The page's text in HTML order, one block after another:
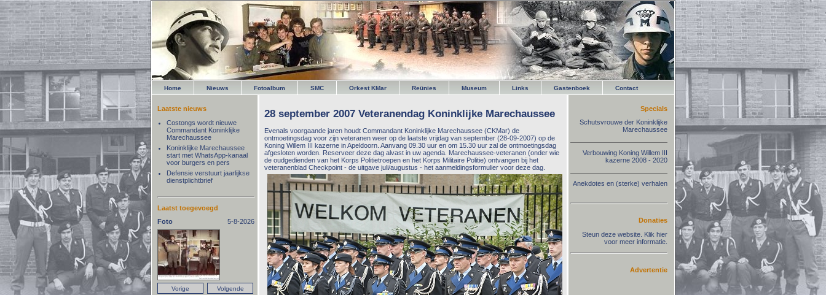
Home Nieuws Fotoalbum SMC Orkest KMar Reünies Museum Links Gastenboek Contact
28 september 2007 Veteranendag Koninklijke Marechaussee
Evenals voorgaande jaren houdt Commandant Koninklijke Marechaussee (CKMar) de
ontmoetingsdag voor zijn veteranen weer op de laatste vrijdag van september (28-09-2007) op de
Koning Willem III kazerne in Apeldoorn. Aanvang 09.30 uur en om 15.30 uur zal de ontmoetingsdag
afgesloten worden. Reserveer deze dag alvast in uw agenda. Marechaussee-veteranen (onder wie
de oudgedienden van het Korps Politietroepen en het Korps Militaire Politie) ontvangen bij het
veteranenblad Checkpoint - de uitgave juli/augustus - het aanmeldingsformulier voor deze dag.
Laatste nieuws
Costongs wordt nieuwe
Commandant Koninklijke
Marechaussee
Koninklijke Marechaussee
start met WhatsApp-kanaal
voor burgers en pers
Defensie verstuurt jaarlijkse
dienstplichtbrief
Laatst toegevoegd
Foto
5-8-2026
Specials
Schutsvrouwe der Koninklijke
Marechaussee
Verbouwing Koning Willem III
kazerne 2008 - 2020
Anekdotes en (sterke) verhalen
Donaties
Steun deze website. Klik hier
voor meer informatie.
Advertentie